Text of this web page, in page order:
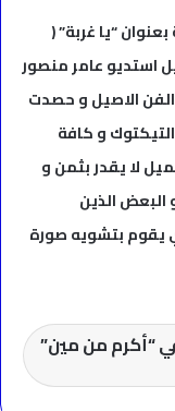
“يا غربة” (
استديو عامر منصور
الفن الاصيل و حصدت
و كافة
لا يقدر بثمن و
البعض الذين
يقوم بتشويه صورة
“أكرم من مين”